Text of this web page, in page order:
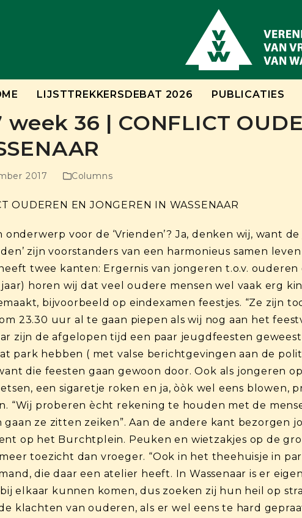
LIJSTTREKKERSDEBAT 2026 PUBLICATIES
week 36 | CONFLICT
2017 Columns
OUDEREN EN JONGEREN IN WASSENAAR
onderwerp voor de ‘Vrienden’? Ja, denken wij, want
zijn voorstanders van een harmonieus samen
twee kanten: Ergernis van jongeren t.o.v.
jaar) horen wij dat veel oudere mensen wel vaak erg
bijvoorbeeld op eindexamen feestjes. “Ze zijn
23.30 uur al te gaan piepen als wij nog aan het
zijn de afgelopen tijd een paar jeugdfeesten
park hebben ( met valse berichtgevingen aan de
die feesten gaan gewoon door. Ook als jongeren
een sigaretje roken en ja, òòk wel eens blowen,
“Wij proberen ècht rekening te houden met de
gaan ze zitten zeiken”. Aan de andere kant bezorgen
op het Burchtplein. Peuken en wietzakjes op de
toezicht dan vroeger. “Ook in het theehuisje in
die daar een atelier heeft. In Wassenaar is er
elkaar kunnen komen, dus zoeken zij hun heil op
klachten van ouderen, als er wel eens te hard